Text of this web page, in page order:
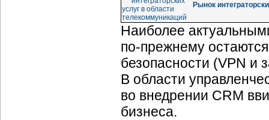
Рынок
Наиболее
по-прежнему
безопасности (VPN
В области
во внедрении CRM
бизнеса.